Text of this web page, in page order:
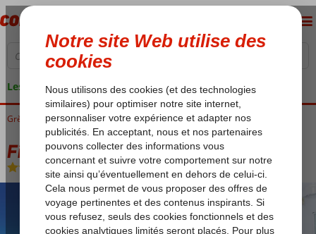
Les garanties de vacances
Grèce Corfu Gouvia Filippas Appartements
Filippas Appartements
Logement-Appartement